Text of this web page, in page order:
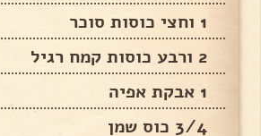
1 וחצי כוסות סוכר
2 ורבע כוסות קמח רגיל
1 אבקת אפיה
3/4 כוס שמן